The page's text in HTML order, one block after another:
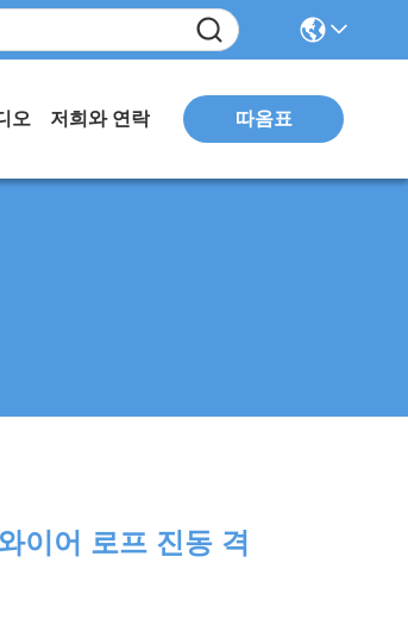
오 저희와 연락 따옴표
이어 로프 진동 격